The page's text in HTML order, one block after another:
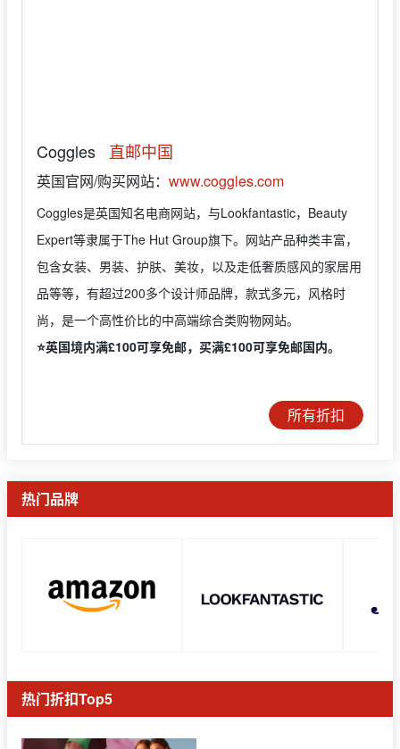
Coggles 直邮中国
英国官网/购买网站： www.coggles.com
Coggles是英国知名电商网站，与Lookfantastic，Beauty
Expert等隶属于The Hut Group旗下。网站产品种类丰富，
包含女装、男装、护肤、美妆，以及走低奢质感风的家居用
品等等，有超过200多个设计师品牌，款式多元，风格时
尚，是一个高性价比的中高端综合类购物网站。
⭐️英国境内满£100可享免邮， 买满£100可享免邮国内。
所有折扣
热门品牌
热门折扣Top5